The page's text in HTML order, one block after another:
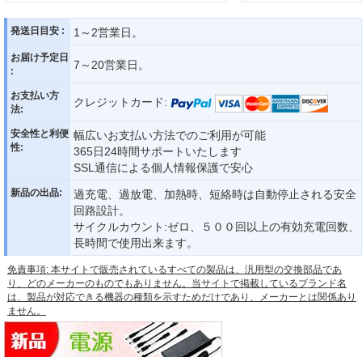
発送日目安 : 1～2営業日。
お届け予定日
:
7～20営業日。
お支払い方
法:
クレジットカード:
安全性と利便
性:
幅広いお支払い方法でのご利用が可能
365日24時間サポートいたします
SSL通信による個人情報保護で安心
新品の出品:
過充電、過放電、加熱時、短絡時は自動停止される安全
回路設計。
サイクルカウント:ゼロ、５００回以上の有効充電回数、
長時間で使用出来ます。
免責事項: 本サイトで販売されているすべての製品は、汎用型の交換部品であ
り、どのメーカーのものでもありません。当サイトで掲載しているブランド名
は、製品が対応できる機器の種類を示すためだけであり、メーカーとは関係あり
ません。